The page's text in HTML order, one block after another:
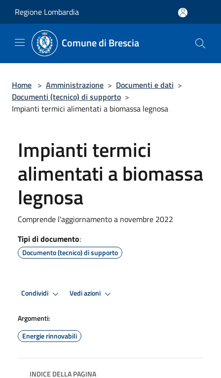
Regione Lombardia
Comune di Brescia
Home > Amministrazione > Documenti e dati >
Documenti (tecnico) di supporto >
Impianti termici alimentati a biomassa legnosa
Impianti termici
alimentati a biomassa
legnosa
Comprende l'aggiornamento a novembre 2022
Tipi di documento:
Documento (tecnico) di supporto
Condividi Vedi azioni
Argomenti:
Energie rinnovabili
INDICE DELLA PAGINA